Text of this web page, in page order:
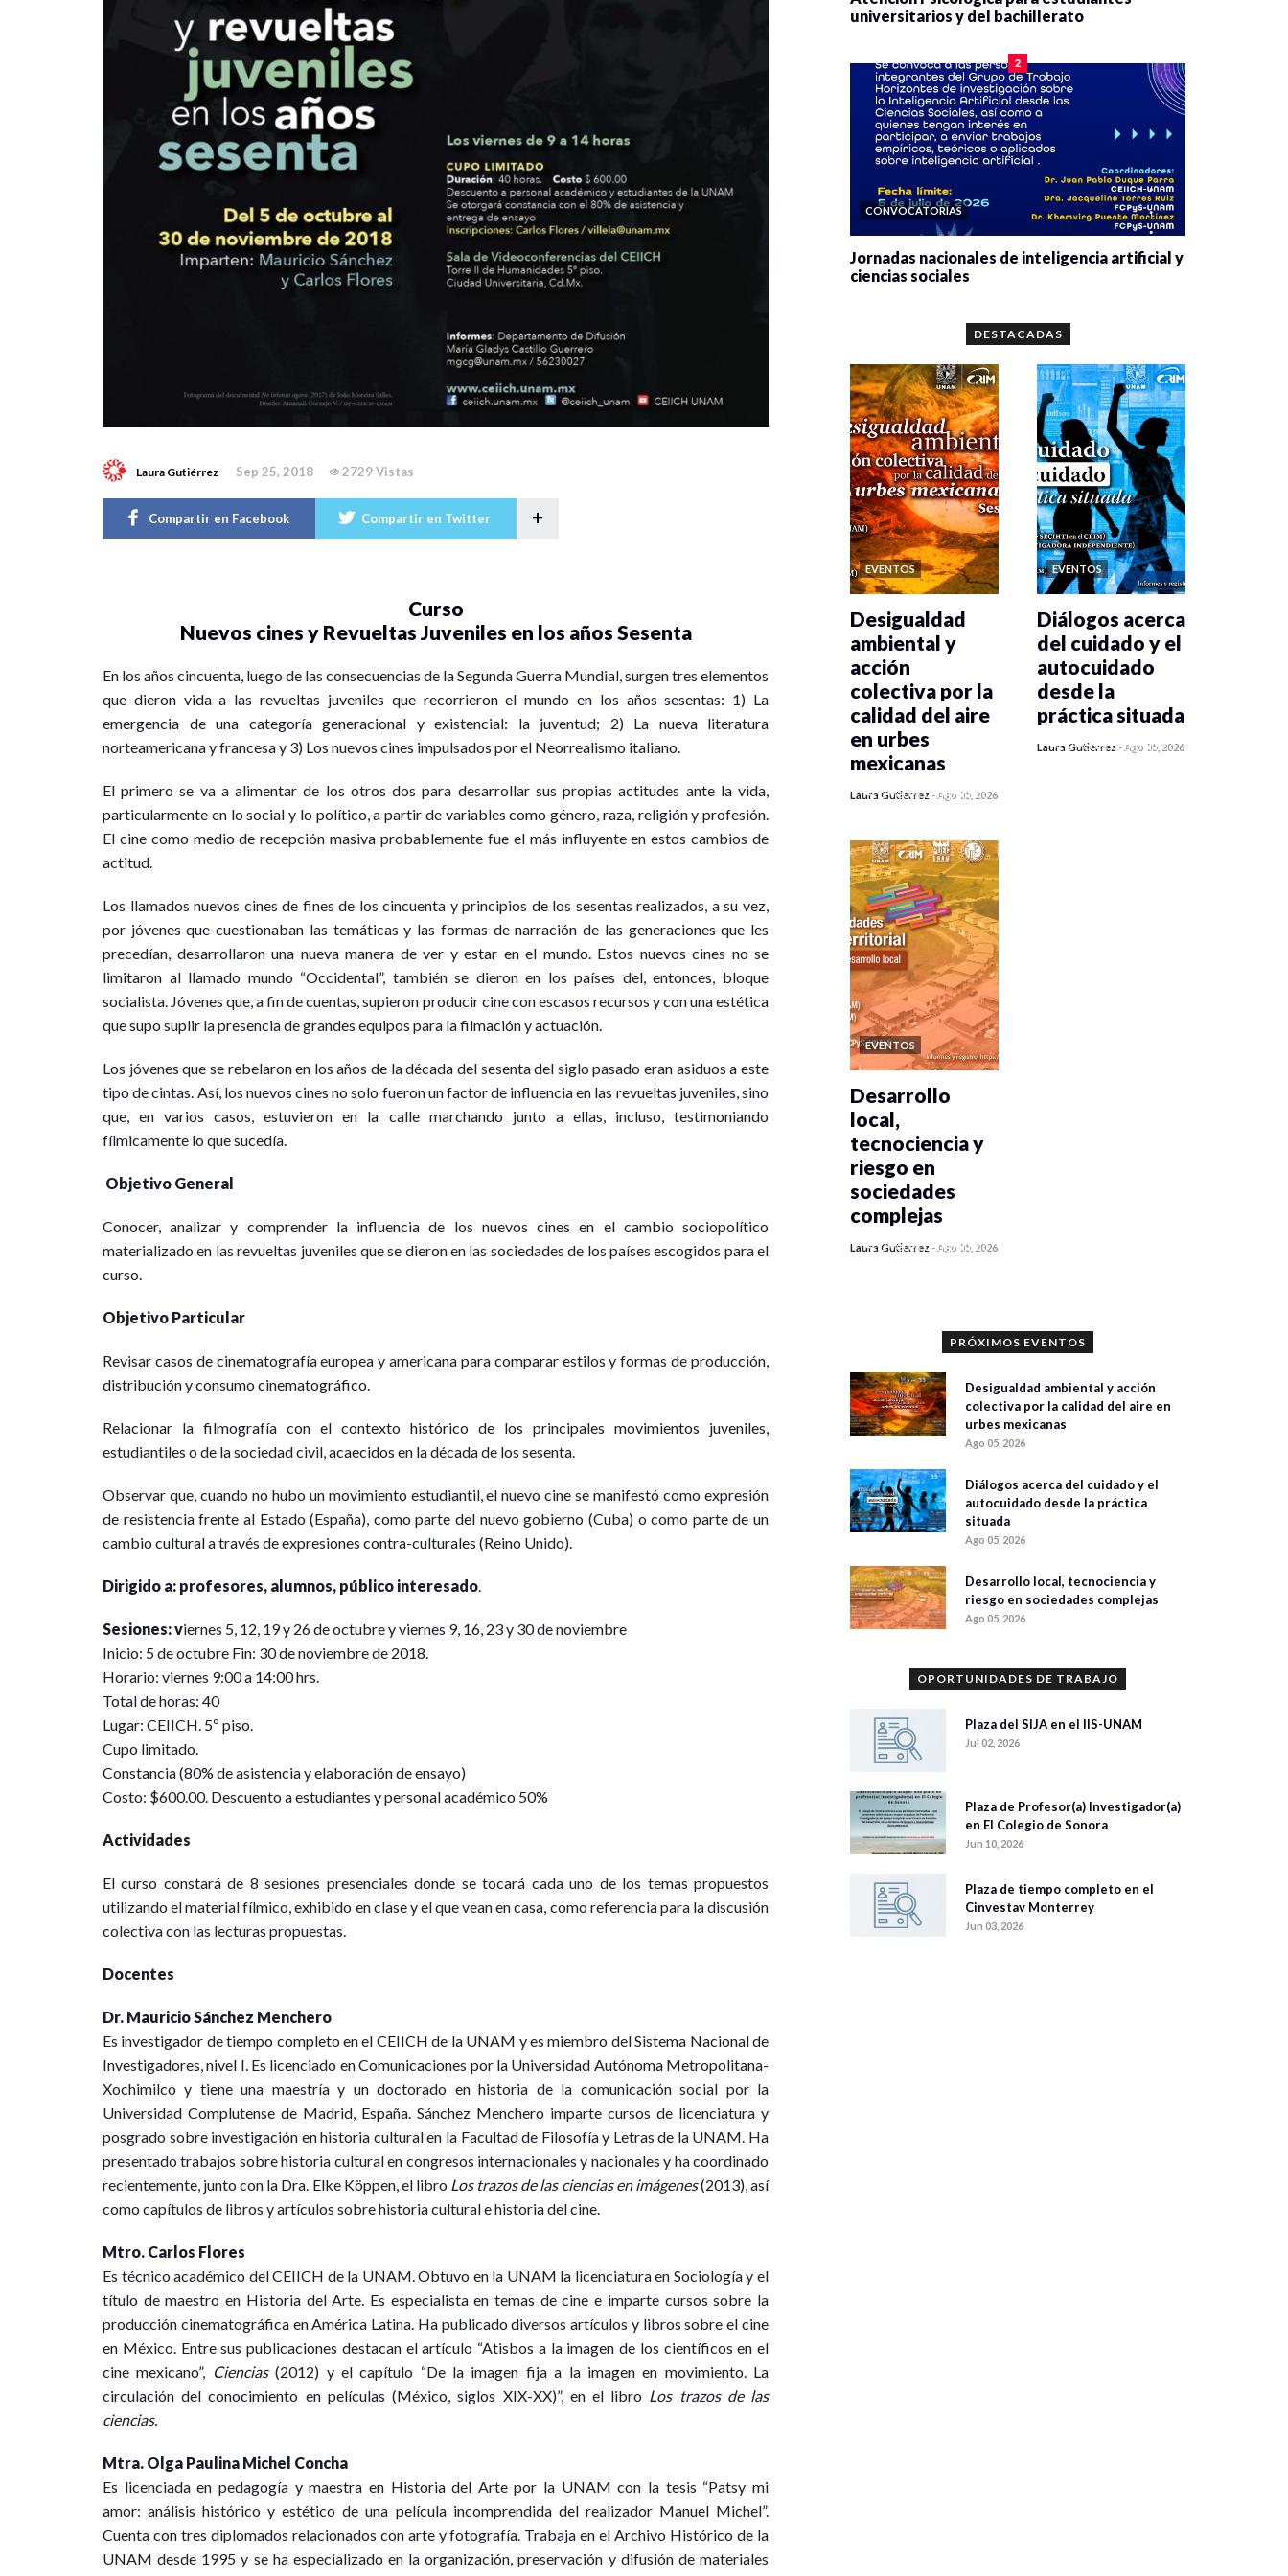
Laura Gutiérrez Sep 25, 2018 2729 Vistas
Compartir en Facebook Compartir en Twitter +
Curso
Nuevos cines y Revueltas Juveniles en los años Sesenta
En los años cincuenta, luego de las consecuencias de la Segunda Guerra Mundial, surgen tres elementos
que dieron vida a las revueltas juveniles que recorrieron el mundo en los años sesentas: 1) La
emergencia de una categoría generacional y existencial: la juventud; 2) La nueva literatura
norteamericana y francesa y 3) Los nuevos cines impulsados por el Neorrealismo italiano.
El primero se va a alimentar de los otros dos para desarrollar sus propias actitudes ante la vida,
particularmente en lo social y lo político, a partir de variables como género, raza, religión y profesión.
El cine como medio de recepción masiva probablemente fue el más influyente en estos cambios de
actitud.
Los llamados nuevos cines de fines de los cincuenta y principios de los sesentas realizados, a su vez,
por jóvenes que cuestionaban las temáticas y las formas de narración de las generaciones que les
precedían, desarrollaron una nueva manera de ver y estar en el mundo. Estos nuevos cines no se
limitaron al llamado mundo “Occidental”, también se dieron en los países del, entonces, bloque
socialista. Jóvenes que, a fin de cuentas, supieron producir cine con escasos recursos y con una estética
que supo suplir la presencia de grandes equipos para la filmación y actuación.
Los jóvenes que se rebelaron en los años de la década del sesenta del siglo pasado eran asiduos a este
tipo de cintas. Así, los nuevos cines no solo fueron un factor de influencia en las revueltas juveniles, sino
que, en varios casos, estuvieron en la calle marchando junto a ellas, incluso, testimoniando
fílmicamente lo que sucedía.
Objetivo General
Conocer, analizar y comprender la influencia de los nuevos cines en el cambio sociopolítico
materializado en las revueltas juveniles que se dieron en las sociedades de los países escogidos para el
curso.
Objetivo Particular
Revisar casos de cinematografía europea y americana para comparar estilos y formas de producción,
distribución y consumo cinematográfico.
Relacionar la filmografía con el contexto histórico de los principales movimientos juveniles,
estudiantiles o de la sociedad civil, acaecidos en la década de los sesenta.
Observar que, cuando no hubo un movimiento estudiantil, el nuevo cine se manifestó como expresión
de resistencia frente al Estado (España), como parte del nuevo gobierno (Cuba) o como parte de un
cambio cultural a través de expresiones contra-culturales (Reino Unido).
Dirigido a: profesores, alumnos, público interesado.
Sesiones: viernes 5, 12, 19 y 26 de octubre y viernes 9, 16, 23 y 30 de noviembre
Inicio: 5 de octubre Fin: 30 de noviembre de 2018.
Horario: viernes 9:00 a 14:00 hrs.
Total de horas: 40
Lugar: CEIICH. 5º piso.
Cupo limitado.
Constancia (80% de asistencia y elaboración de ensayo)
Costo: $600.00. Descuento a estudiantes y personal académico 50%
Actividades
El curso constará de 8 sesiones presenciales donde se tocará cada uno de los temas propuestos
utilizando el material fílmico, exhibido en clase y el que vean en casa, como referencia para la discusión
colectiva con las lecturas propuestas.
Docentes
Dr. Mauricio Sánchez Menchero
Es investigador de tiempo completo en el CEIICH de la UNAM y es miembro del Sistema Nacional de
Investigadores, nivel I. Es licenciado en Comunicaciones por la Universidad Autónoma Metropolitana-
Xochimilco y tiene una maestría y un doctorado en historia de la comunicación social por la
Universidad Complutense de Madrid, España. Sánchez Menchero imparte cursos de licenciatura y
posgrado sobre investigación en historia cultural en la Facultad de Filosofía y Letras de la UNAM. Ha
presentado trabajos sobre historia cultural en congresos internacionales y nacionales y ha coordinado
recientemente, junto con la Dra. Elke Köppen, el libro Los trazos de las ciencias en imágenes(2013), así
como capítulos de libros y artículos sobre historia cultural e historia del cine.
Mtro. Carlos Flores
Es técnico académico del CEIICH de la UNAM. Obtuvo en la UNAM la licenciatura en Sociología y el
título de maestro en Historia del Arte. Es especialista en temas de cine e imparte cursos sobre la
producción cinematográfica en América Latina. Ha publicado diversos artículos y libros sobre el cine
en México. Entre sus publicaciones destacan el artículo “Atisbos a la imagen de los científicos en el
cine mexicano”, Ciencias(2012) y el capítulo “De la imagen fija a la imagen en movimiento. La
circulación del conocimiento en películas (México, siglos XIX-XX)”, en el libro Los trazos de las
ciencias.
Mtra. Olga Paulina Michel Concha
Es licenciada en pedagogía y maestra en Historia del Arte por la UNAM con la tesis “Patsy mi
amor: análisis histórico y estético de una película incomprendida del realizador Manuel Michel”.
Cuenta con tres diplomados relacionados con arte y fotografía. Trabaja en el Archivo Histórico de la
UNAM desde 1995 y se ha especializado en la organización, preservación y difusión de materiales
universitarios y del bachillerato
2
CONVOCATORIAS
Jornadas nacionales de inteligencia artificial y
ciencias sociales
DESTACADAS
EVENTOS
0 veces compartido
Desigualdad
ambiental y
acción
colectiva por la
calidad del aire
en urbes
mexicanas
Laura Gutiérrez -Ago 05, 2026
EVENTOS
0 veces compartido
Diálogos acerca
del cuidado y el
autocuidado
desde la
práctica situada
Laura Gutiérrez -Ago 05, 2026
EVENTOS
0 veces compartido
Desarrollo
local,
tecnociencia y
riesgo en
sociedades
complejas
Laura Gutiérrez -Ago 05, 2026
PRÓXIMOS EVENTOS
Desigualdad ambiental y acción
colectiva por la calidad del aire en
urbes mexicanas
Ago 05, 2026
Diálogos acerca del cuidado y el
autocuidado desde la práctica
situada
Ago 05, 2026
Desarrollo local, tecnociencia y
riesgo en sociedades complejas
Ago 05, 2026
OPORTUNIDADES DE TRABAJO
Plaza del SIJA en el IIS-UNAM
Jul 02, 2026
Plaza de Profesor(a) Investigador(a)
en El Colegio de Sonora
Jun 10, 2026
Plaza de tiempo completo en el
Cinvestav Monterrey
Jun 03, 2026